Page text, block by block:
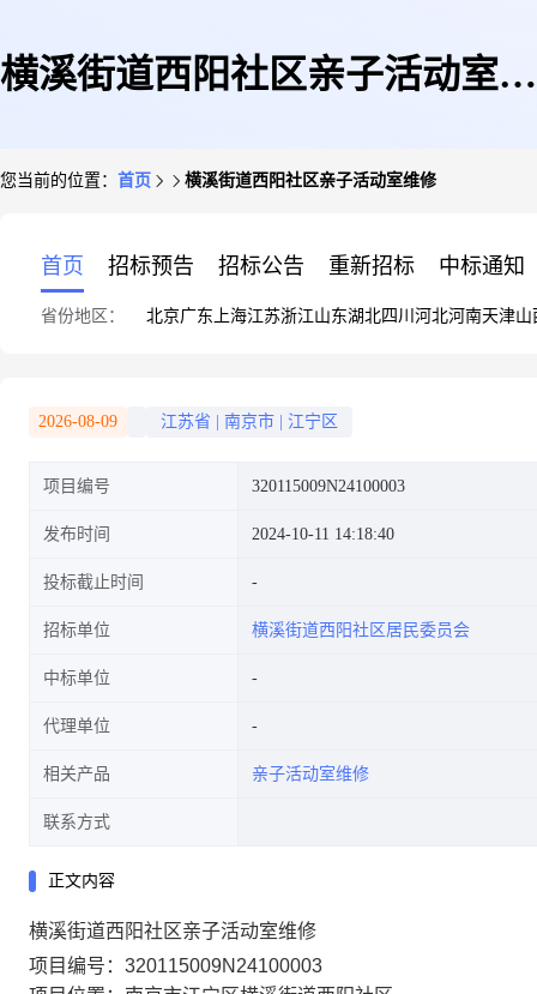
横溪街道西阳社区亲子活动室维
您当前的位置： 首页 横溪街道西阳社区亲子活动室维修
首页 招标预告 招标公告 重新招标 中标通知
省份地区： 北京广东 上海江苏浙江山东湖北四川 河北河南天津山
2026-08-09 江苏省 南京市 江宁区
项目编号 320115009N24100003
发布时间 2024-10-11 14:18:40
投标截止时间
招标单位 横溪街道西阳社区居民委员会
中标单位
代理单位
相关产品 亲子活动室维修
联系方式
正文内容
横溪街道西阳社区亲子活动室维修
项目编号：320115009N24100003